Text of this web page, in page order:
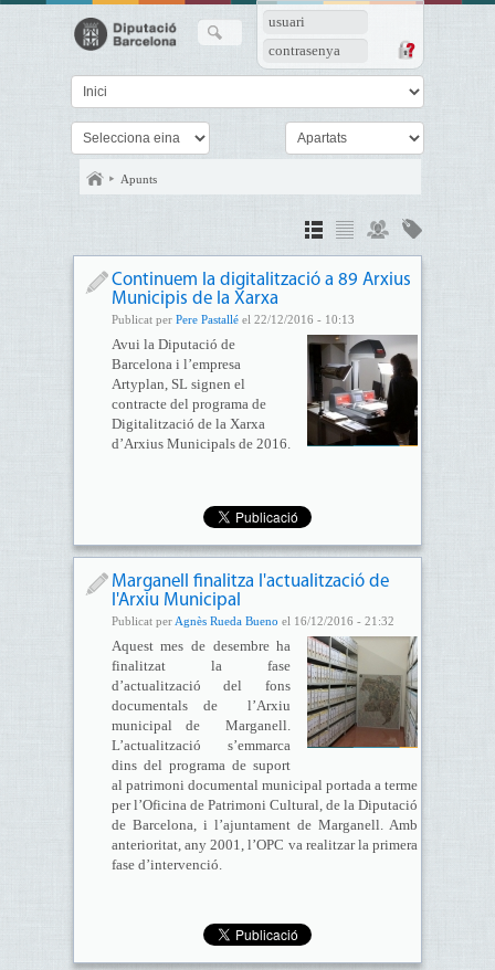
usuari
contrasenya
Apunts
Continuem la digitalització a 89 Arxius
Municipis de la Xarxa
Publicat per Pere Pastalléel 22/12/2016 - 10:13
Avui la Diputació de
Barcelona i l’empresa
Artyplan, SL signen el
contracte del programa de
Digitalització de la Xarxa
d’Arxius Municipals de 2016.
Marganell finalitza l'actualització de
l'Arxiu Municipal
Publicat per Agnès Rueda Bueno el 16/12/2016 - 21:32
Aquest mes de desembre ha
finalitzat la fase
d’actualització del fons
documentals de l’Arxiu
municipal de Marganell.
L’actualització s’emmarca
dins del programa de suport
al patrimoni documental municipal portada a terme
per l’Oficina de Patrimoni Cultural, de la Diputació
de Barcelona, i l’ajuntament de Marganell. Amb
anterioritat, any 2001, l’OPC va realitzar la primera
fase d’intervenció.